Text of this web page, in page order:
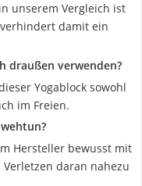
unserem Vergleich ist
damit ein
draußen verwenden?
Yogablock sowohl
im Freien.
Hersteller bewusst mit
daran nahezu